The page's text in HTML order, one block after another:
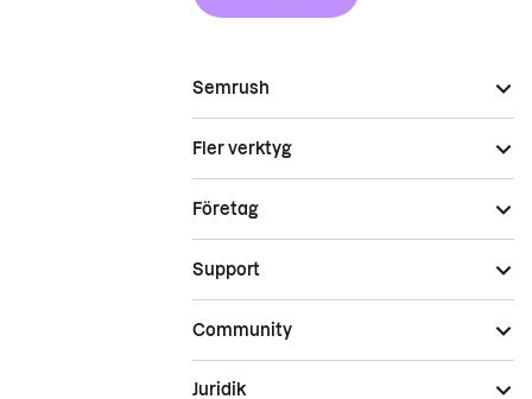
Semrush
Fler verktyg
Företag
Support
Community
Juridik